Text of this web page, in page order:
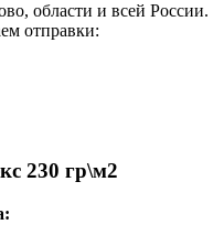
области и всей России.
отправки:
230 гр\м2